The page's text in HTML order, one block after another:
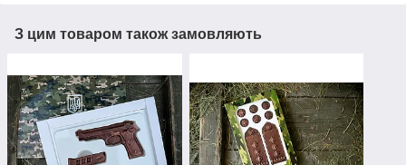
З цим товаром також замовляють